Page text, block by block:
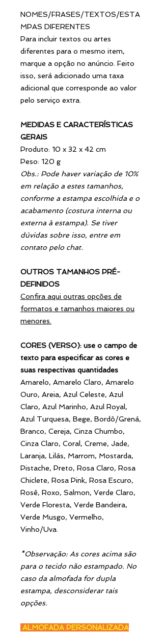
NOMES/FRASES/TEXTOS/ESTA
MPAS DIFERENTES
Para incluir textos ou artes
diferentes para o mesmo item,
marque a opção no anúncio. Feito
isso, será adicionado uma taxa
adicional que corresponde ao valor
pelo serviço extra.
MEDIDAS E CARACTERÍSTICAS
GERAIS
Produto: 10 x 32 x 42 cm
Peso: 120 g
Obs.: Pode haver variação de 10%
em relação a estes tamanhos,
conforme a estampa escolhida e o
acabamento (costura interna ou
externa à estampa). Se tiver
dúvidas sobre isso, entre em
contato pelo chat.
OUTROS TAMANHOS PRÉ-
DEFINIDOS
Confira aqui outras opções de
formatos e tamanhos maiores ou
menores.
CORES (VERSO): use o campo de
texto para especificar as cores e
suas respectivas quantidades
Amarelo, Amarelo Claro, Amarelo
Ouro, Areia, Azul Celeste, Azul
Claro, Azul Marinho, Azul Royal,
Azul Turquesa, Bege, Bordô/Grená,
Branco, Cereja, Cinza Chumbo,
Cinza Claro, Coral, Creme, Jade,
Laranja, Lilás, Marrom, Mostarda,
Pistache, Preto, Rosa Claro, Rosa
Chiclete, Rosa Pink, Rosa Escuro,
Rosê, Roxo, Salmon, Verde Claro,
Verde Floresta, Verde Bandeira,
Verde Musgo, Vermelho,
Vinho/Uva.
*Observação: As cores acima são
para o tecido não estampado. No
caso da almofada for dupla
estampa, desconsiderar tais
opções.
ALMOFADA PERSONALIZADA